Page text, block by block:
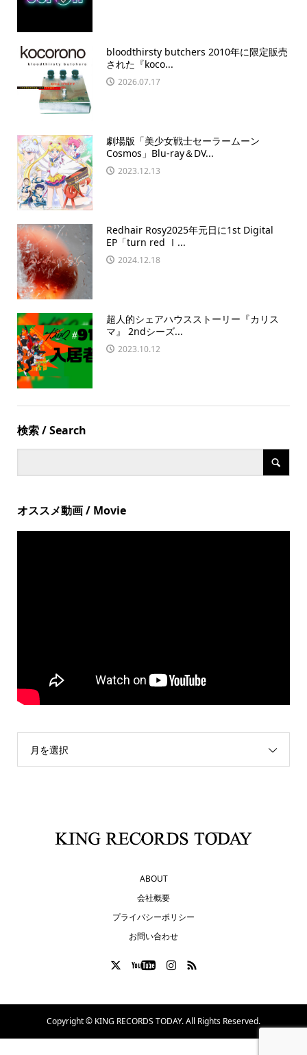
bloodthirsty butchers 2010年に限定販売
された『koco...
2026.07.17
劇場版「美少女戦士セーラームーン
Cosmos」Blu-ray＆DV...
2023.12.13
Redhair Rosy2025年元日に1st Digital
EP「turn red Ⅰ...
2024.12.18
超人的シェアハウスストーリー『カリス
マ』 2ndシーズ...
2023.10.12
検索 / Search
オススメ動画 / Movie
月を選択
ABOUT
会社概要
プライバシーポリシー
お問い合わせ
Copyright © KING RECORDS TODAY. All Rights Reserved.